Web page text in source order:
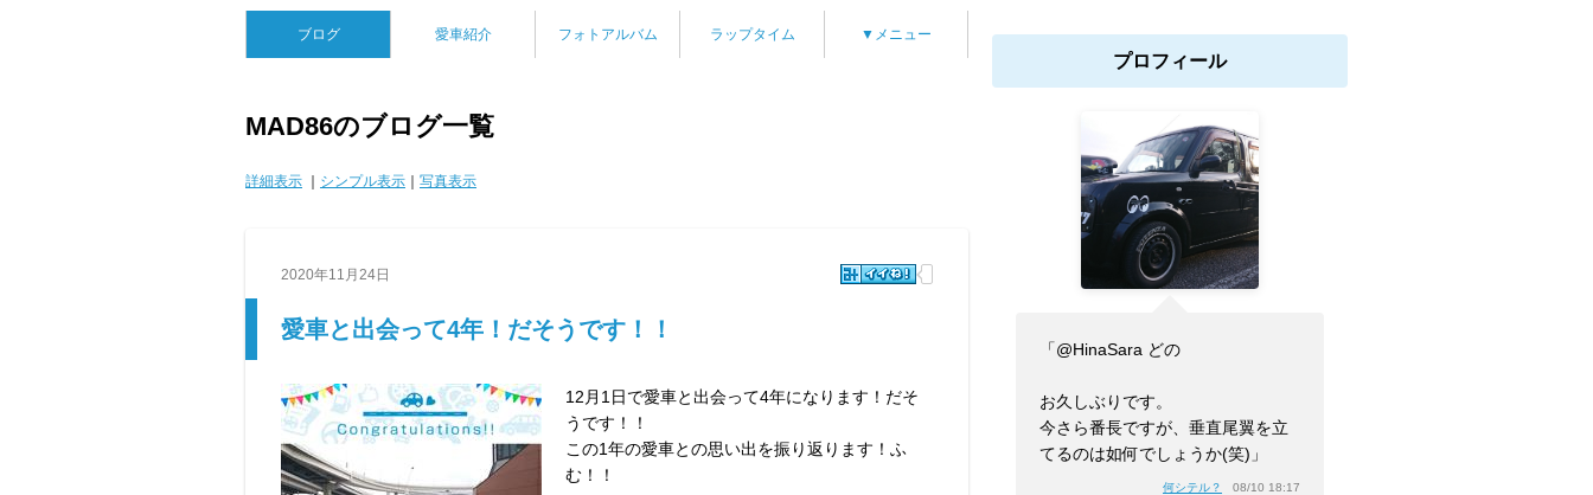
ブログ 愛車紹介 フォトアルバム ラップタイム ▼メニュー
MAD86のブログ一覧
詳細表示 シンプル表示 写真表示
2020年11月24日
愛車と出会って4年！だそうです！！
12月1日で愛車と出会って4年になります！だそ
うです！！
この1年の愛車との思い出を振り返ります！ふ
む！！
プロフィール
「@HinaSara どの
お久しぶりです。
今さら番長ですが、垂直尾翼を立
てるのは如何でしょうか(笑)」
何シテル？ 08/10 18:17